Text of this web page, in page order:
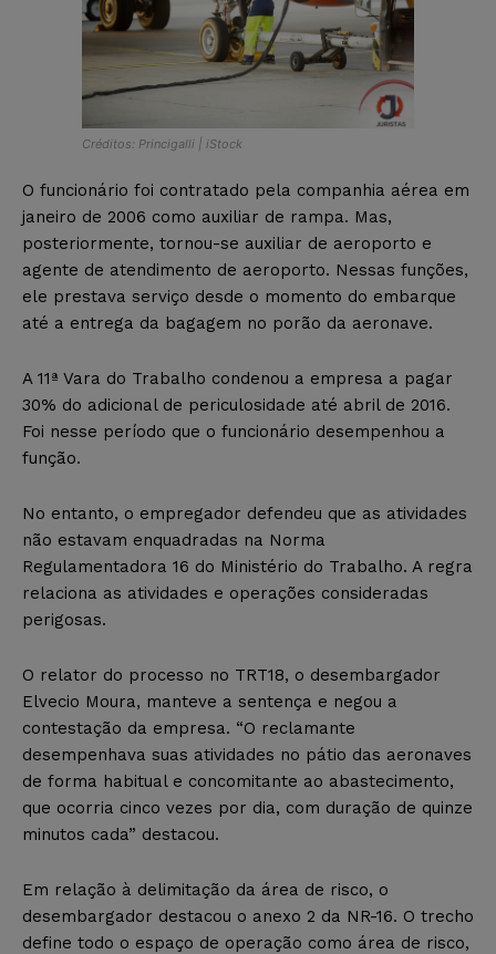
Créditos: Princigalli | iStock
O funcionário foi contratado pela companhia aérea em
janeiro de 2006 como auxiliar de rampa. Mas,
posteriormente, tornou-se auxiliar de aeroporto e
agente de atendimento de aeroporto. Nessas funções,
ele prestava serviço desde o momento do embarque
até a entrega da bagagem no porão da aeronave.
A 11ª Vara do Trabalho condenou a empresa a pagar
30% do adicional de periculosidade até abril de 2016.
Foi nesse período que o funcionário desempenhou a
função.
No entanto, o empregador defendeu que as atividades
não estavam enquadradas na Norma
Regulamentadora 16 do Ministério do Trabalho. A regra
relaciona as atividades e operações consideradas
perigosas.
O relator do processo no TRT18, o desembargador
Elvecio Moura, manteve a sentença e negou a
contestação da empresa. “O reclamante
desempenhava suas atividades no pátio das aeronaves
de forma habitual e concomitante ao abastecimento,
que ocorria cinco vezes por dia, com duração de quinze
minutos cada” destacou.
Em relação à delimitação da área de risco, o
desembargador destacou o anexo 2 da NR-16. O trecho
define todo o espaço de operação como área de risco,